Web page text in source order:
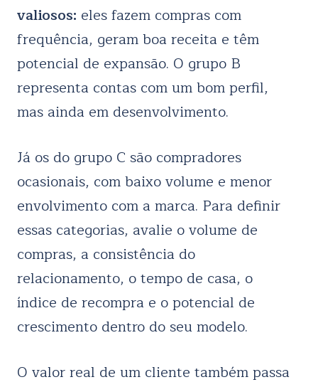
valiosos: eles fazem compras com
frequência, geram boa receita e têm
potencial de expansão. O grupo B
representa contas com um bom perfil,
mas ainda em desenvolvimento.
Já os do grupo C são compradores
ocasionais, com baixo volume e menor
envolvimento com a marca. Para definir
essas categorias, avalie o volume de
compras, a consistência do
relacionamento, o tempo de casa, o
índice de recompra e o potencial de
crescimento dentro do seu modelo.
O valor real de um cliente também passa